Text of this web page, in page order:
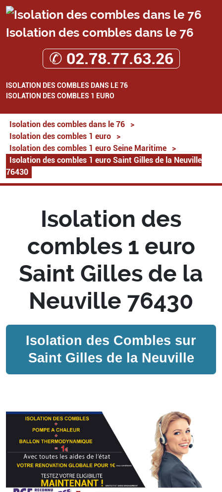
Isolation des combles dans le 76
✆ 02.78.77.63.26
ISOLATION DES COMBLES DANS LE 76
ISOLATION DES COMBLES 1 EURO
Isolation des combles dans le 76
>
Isolation des combles 1 euro
>
Isolation des combles 1 euro Seine Maritime
>
Isolation des combles 1 euro Saint Gilles de la Neuville
76430
Isolation des
combles 1 euro
Saint Gilles de la
Neuville 76430
Isolation des Combles sur
Saint Gilles de la Neuville